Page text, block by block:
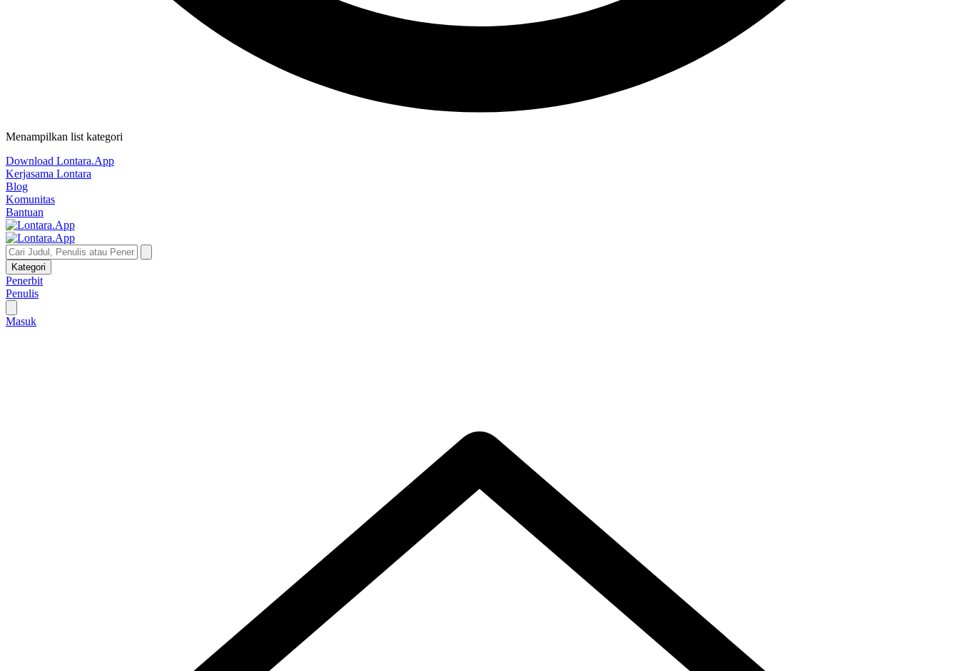
Menampilkan list kategori
Download Lontara.App
Kerjasama Lontara
Blog
Komunitas
Bantuan
Kategori
Penerbit
Penulis
Masuk